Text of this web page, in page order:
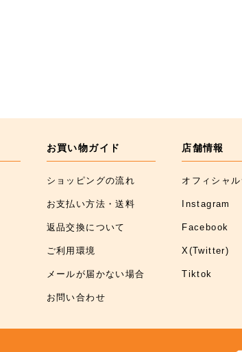
お買い物ガイド
ショッピングの流れ
お支払い方法・送料
返品交換について
ご利用環境
メールが届かない場合
お問い合わせ
店舗情報
オフィシャル
Instagram
Facebook
X(Twitter)
Tiktok